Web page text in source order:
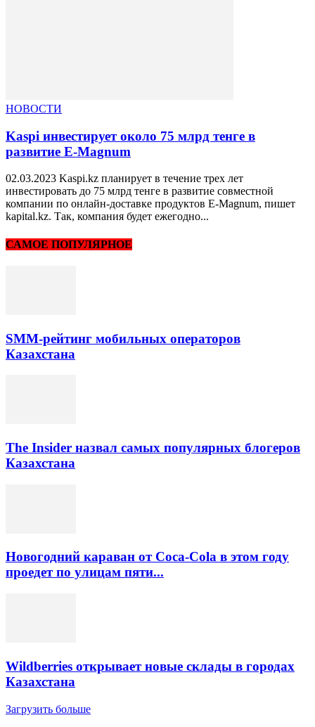
НОВОСТИ
Kaspi инвестирует около 75 млрд тенге в
развитие E-Magnum
02.03.2023 Kaspi.kz планирует в течение трех лет
инвестировать до 75 млрд тенге в развитие совместной
компании по онлайн-доставке продуктов E-Magnum, пишет
kapital.kz. Так, компания будет ежегодно...
САМОЕ ПОПУЛЯРНОЕ
SMM-рейтинг мобильных операторов
Казахстана
The Insider назвал самых популярных блогеров
Казахстана
Новогодний караван от Coca-Cola в этом году
проедет по улицам пяти...
Wildberries открывает новые склады в городах
Казахстана
Загрузить больше